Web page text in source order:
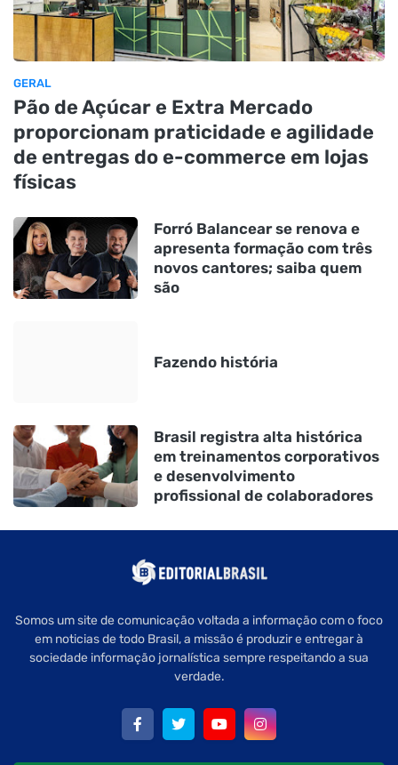
GERAL
Pão de Açúcar e Extra Mercado
proporcionam praticidade e agilidade
de entregas do e-commerce em lojas
físicas
Forró Balancear se renova e
apresenta formação com três
novos cantores; saiba quem
são
Fazendo história
Brasil registra alta histórica
em treinamentos corporativos
e desenvolvimento
profissional de colaboradores
Somos um site de comunicação voltada a informação com o foco
em noticias de todo Brasil, a missão é produzir e entregar à
sociedade informação jornalística sempre respeitando a sua
verdade.